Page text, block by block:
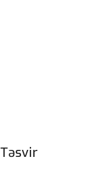
Təsvir